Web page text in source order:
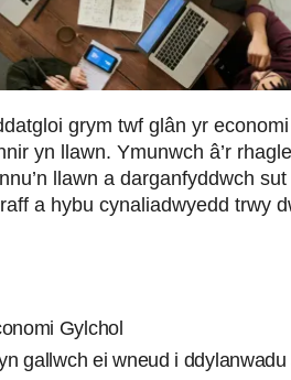
grym twf glân yr
yn llawn. Ymunwch â’r
llawn a darganfyddwch
a hybu cynaliadwyedd trwy
Gylchol
gallwch ei wneud i